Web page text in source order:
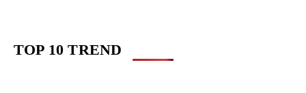
TOP 10 TREND